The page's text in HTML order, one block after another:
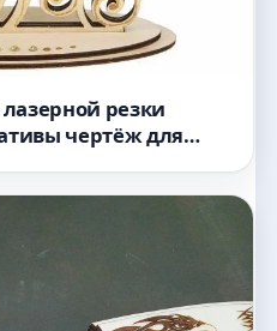
резки
чертёж для